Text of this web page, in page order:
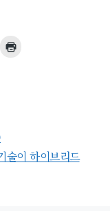
술이 하이브리드